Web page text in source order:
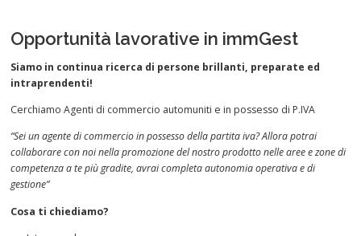
Opportunità lavorative in immGest
Siamo in continua ricerca di persone brillanti, preparate ed
intraprendenti!
Cerchiamo Agenti di commercio automuniti e in possesso di P.IVA
“Sei un agente di commercio in possesso della partita iva? Allora potrai
collaborare con noi nella promozione del nostro prodotto nelle aree e zone di
competenza a te più gradite, avrai completa autonomia operativa e di
gestione”
Cosa ti chiediamo?